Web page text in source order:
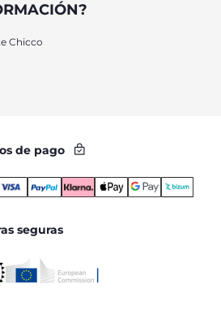
Chicco
de pago
seguras